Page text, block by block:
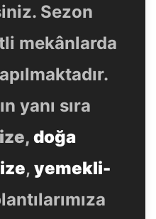
Sezon
mekânlarda
yanı sıra
doğa
, yemekli-